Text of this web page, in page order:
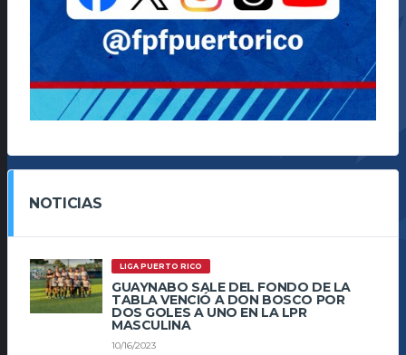
NOTICIAS
LIGA PUERTO RICO
GUAYNABO SALE DEL FONDO DE LA
TABLA VENCIÓ A DON BOSCO POR
DOS GOLES A UNO EN LA LPR
MASCULINA
10/16/2023